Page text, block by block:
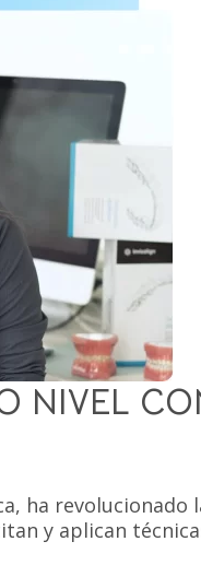
NIVEL
ha revolucionado
y aplican